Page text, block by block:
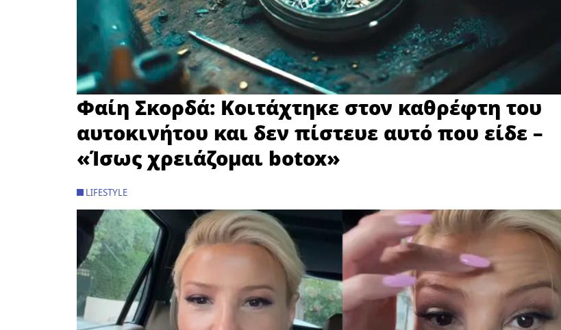
Φαίη Σκορδά: Κοιτάχτηκε στον καθρέφτη του
αυτοκινήτου και δεν πίστευε αυτό που είδε –
«Ίσως χρειάζομαι botox»
LIFESTYLE